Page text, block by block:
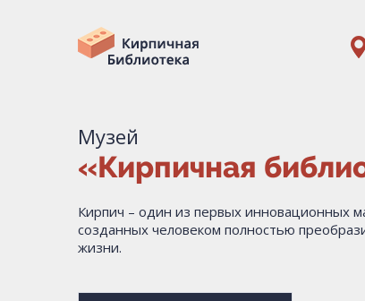
Музей
«Кирпичная
Кирпич – один из первых инновационных
созданных человеком полностью
жизни.